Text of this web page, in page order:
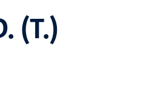
(T.)